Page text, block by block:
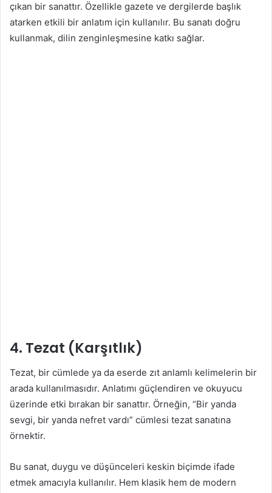
çıkan bir sanattır. Özellikle gazete ve dergilerde başlık
atarken etkili bir anlatım için kullanılır. Bu sanatı doğru
kullanmak, dilin zenginleşmesine katkı sağlar.
4. Tezat (Karşıtlık)
Tezat, bir cümlede ya da eserde zıt anlamlı kelimelerin bir
arada kullanılmasıdır. Anlatımı güçlendiren ve okuyucu
üzerinde etki bırakan bir sanattır. Örneğin, “Bir yanda
sevgi, bir yanda nefret vardı” cümlesi tezat sanatına
örnektir.
Bu sanat, duygu ve düşünceleri keskin biçimde ifade
etmek amacıyla kullanılır. Hem klasik hem de modern